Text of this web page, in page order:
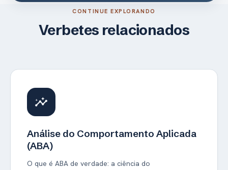
CONTINUE EXPLORANDO
Verbetes relacionados
insights
Análise do Comportamento Aplicada
(ABA)
O que é ABA de verdade: a ciência do